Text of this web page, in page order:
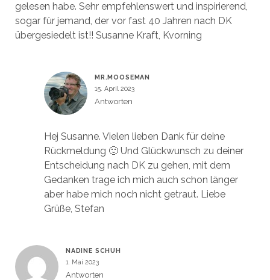
gelesen habe. Sehr empfehlenswert und inspirierend,
sogar für jemand, der vor fast 40 Jahren nach DK
übergesiedelt ist!! Susanne Kraft, Kvorning
MR.MOOSEMAN
15. April 2023
Antworten
Hej Susanne. Vielen lieben Dank für deine
Rückmeldung 🙂 Und Glückwunsch zu deiner
Entscheidung nach DK zu gehen, mit dem
Gedanken trage ich mich auch schon länger
aber habe mich noch nicht getraut. Liebe
Grüße, Stefan
NADINE SCHUH
1. Mai 2023
Antworten